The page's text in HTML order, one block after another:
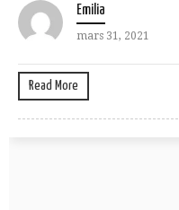
Emilia
mars 31, 2021
Read More